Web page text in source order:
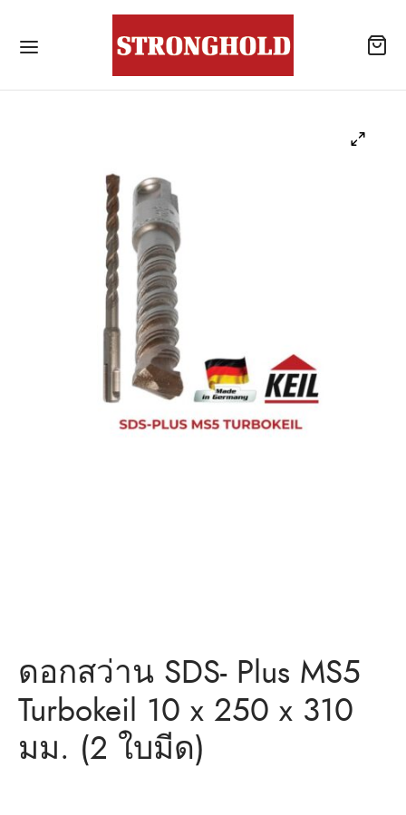
ดอกสว่าน SDS- Plus MS5
Turbokeil 10 x 250 x 310
มม. (2 ใบมีด)
บไม่เจาะนำปลายสว่าน
หะสำหรับงานโครงสร้างเหล็ก / สกรูยึดหลังคา
เสริมสำหรับหลังคา
คมีสำหรับงานเจาะเสียบเหล็ก / พุกเคมี
คมีสำหรับงานเจาะเสียบเหล็ก / อุปกรณ์เสริม